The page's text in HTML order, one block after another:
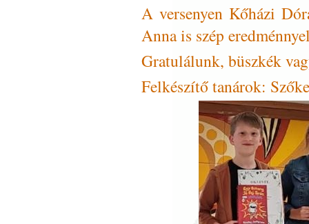
A versenyen Kőházi
Anna is szép
Gratulálunk, büszkék
Felkészítő tanárok: